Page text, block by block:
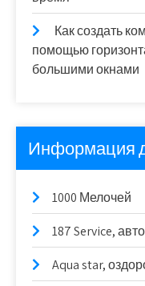
Как создать
помощью
большими окнами
Информация
1000 Мелочей
187 Service,
Aqua star,